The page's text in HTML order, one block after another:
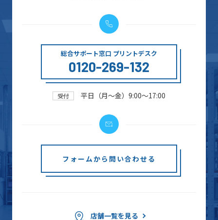
総合サポート窓口 プリントデスク
0120-269-132
受付 平日（月～金）9:00～17:00
フォームから問い合わせる
店舗一覧を見る